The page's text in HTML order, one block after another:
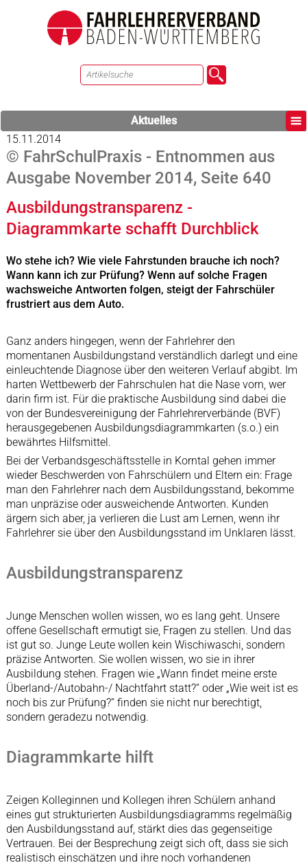
Aktuelles
15.11.2014
© FahrSchulPraxis - Entnommen aus
Ausgabe November 2014, Seite 640
Ausbildungstransparenz -
Diagrammkarte schafft Durchblick
Wo stehe ich? Wie viele Fahrstunden brauche ich noch?
Wann kann ich zur Prüfung? Wenn auf solche Fragen
wachsweiche Antworten folgen, steigt der Fahrschüler
frustriert aus dem Auto.
Ganz anders hingegen, wenn der Fahrlehrer den
momentanen Ausbildungstand verständlich darlegt und eine
einleuchtende Diagnose über den weiteren Verlauf abgibt. Im
harten Wettbewerb der Fahrschulen hat die Nase vorn, wer
darin firm ist. Für die praktische Ausbildung sind dabei die
von der Bundesvereinigung der Fahrlehrerverbände (BVF)
herausgegebenen Ausbildungsdiagrammkarten (s.o.) ein
bewährtes Hilfsmittel.
Bei der Verbandsgeschäftsstelle in Korntal gehen immer
wieder Beschwerden von Fahrschülern und Eltern ein: Frage
man den Fahrlehrer nach dem Ausbildungsstand, bekomme
man unpräzise oder ausweichende Antworten. Kunden
ärgern sich aber, ja verlieren die Lust am Lernen, wenn ihr
Fahrlehrer sie über den Ausbildungsstand im Unklaren lässt.
Ausbildungstransparenz
Junge Menschen wollen wissen, wo es lang geht. Unsere
offene Gesellschaft ermutigt sie, Fragen zu stellen. Und das
ist gut so. Junge Leute wollen kein Wischiwaschi, sondern
präzise Antworten. Sie wollen wissen, wo sie in ihrer
Ausbildung stehen. Fragen wie „Wann findet meine erste
Überland-/Autobahn-/ Nachtfahrt statt?“ oder „Wie weit ist es
noch bis zur Prüfung?“ finden sie nicht nur berechtigt,
sondern geradezu notwendig.
Diagrammkarte hilft
Zeigen Kolleginnen und Kollegen ihren Schülern anhand
eines gut strukturierten Ausbildungsdiagramms regelmäßig
den Ausbildungsstand auf, stärkt dies das gegenseitige
Vertrauen. Bei der Besprechung zeigt sich oft, dass sie sich
realistisch einschätzen und ihre noch vorhandenen